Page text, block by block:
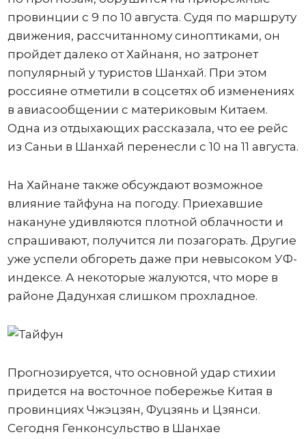
провинции с 9 по 10 августа. Судя по маршруту
движения, рассчитанному синоптиками, он
пройдет далеко от Хайнаня, но затронет
популярный у туристов Шанхай. При этом
россияне отметили в соцсетях об изменениях
в авиасообщении с материковым Китаем.
Одна из отдыхающих рассказала, что ее рейс
из Саньи в Шанхай перенесли с 10 на 11 августа.
На Хайнане также обсуждают возможное
влияние тайфуна на погоду. Приехавшие
накануне удивляются плотной облачности и
спрашивают, получится ли позагорать. Другие
уже успели обгореть даже при невысоком УФ-
индексе. А некоторые жалуются, что море в
районе Дадунхая слишком прохладное.
Прогнозируется, что основной удар стихии
придется на восточное побережье Китая в
провинциях Чжэцзян, Фуцзянь и Цзянси.
Сегодня Генконсульство в Шанхае